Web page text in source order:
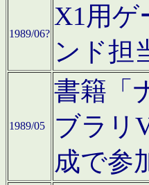
1989/06?
X1用ゲ
ンド担
1989/05
書籍「
ブラリ
成で参